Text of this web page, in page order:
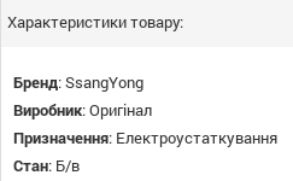
Характеристики товару:
Бренд:SsangYong
Виробник:Оригінал
Призначення: Електроустаткування
Стан: Б/в